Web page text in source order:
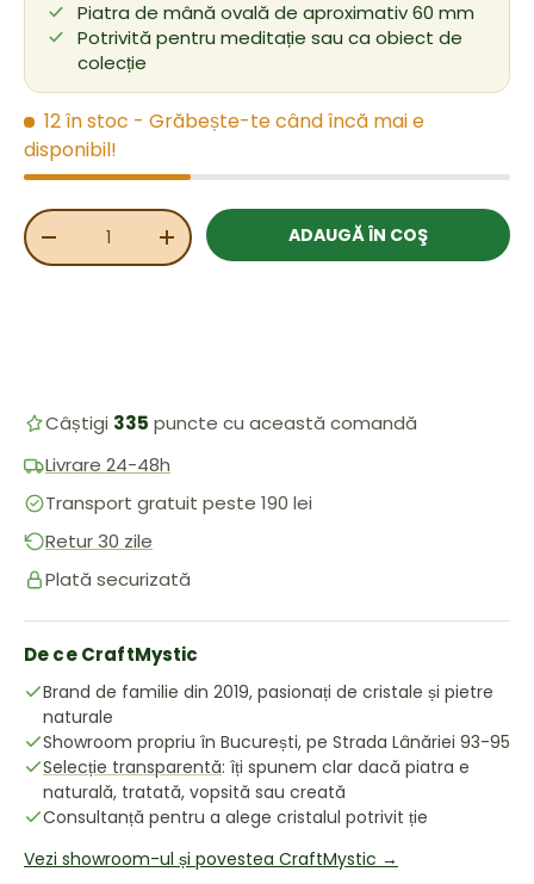
Piatra de mână ovală de aproximativ 60 mm
Potrivită pentru meditație sau ca obiect de
colecție
12 în stoc - Grăbește-te când încă mai e
disponibil!
Cant.
REDUCEȚI CANTITATEAMĂRIȚI CANTITATEAADAUGĂ ÎN COŞ
Câștigi 335 puncte cu această comandă
Livrare 24-48h
Transport gratuit peste 190 lei
Retur 30 zile
Plată securizată
De ce CraftMystic
Brand de familie din 2019, pasionați de cristale și pietre
naturale
Showroom propriu în București, pe Strada Lânăriei 93-95
Selecție transparentă: îți spunem clar dacă piatra e
naturală, tratată, vopsită sau creată
Consultanță pentru a alege cristalul potrivit ție
Vezi showroom-ul și povestea CraftMystic →